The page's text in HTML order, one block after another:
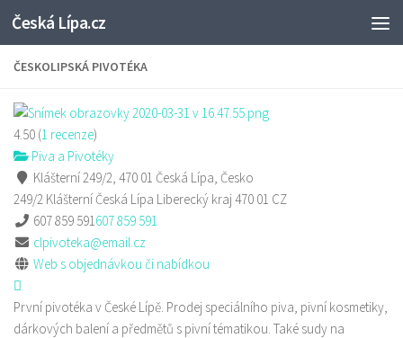
Skip to content
Česká Lípa.cz
ČESKOLIPSKÁ PIVOTÉKA
4.50 (1 recenze)
Piva a Pivotéky
Klášterní 249/2, 470 01 Česká Lípa, Česko
249/2 Klášterní Česká Lípa Liberecký kraj470 01 CZ
607 859 591607 859 591
clpivoteka@email.cz
Web s objednávkou či nabídkou
První pivotéka v České Lípě. Prodej speciálního piva, pivní kosmetiky,
dárkových balení a předmětů s pivní tématikou. Také sudy na